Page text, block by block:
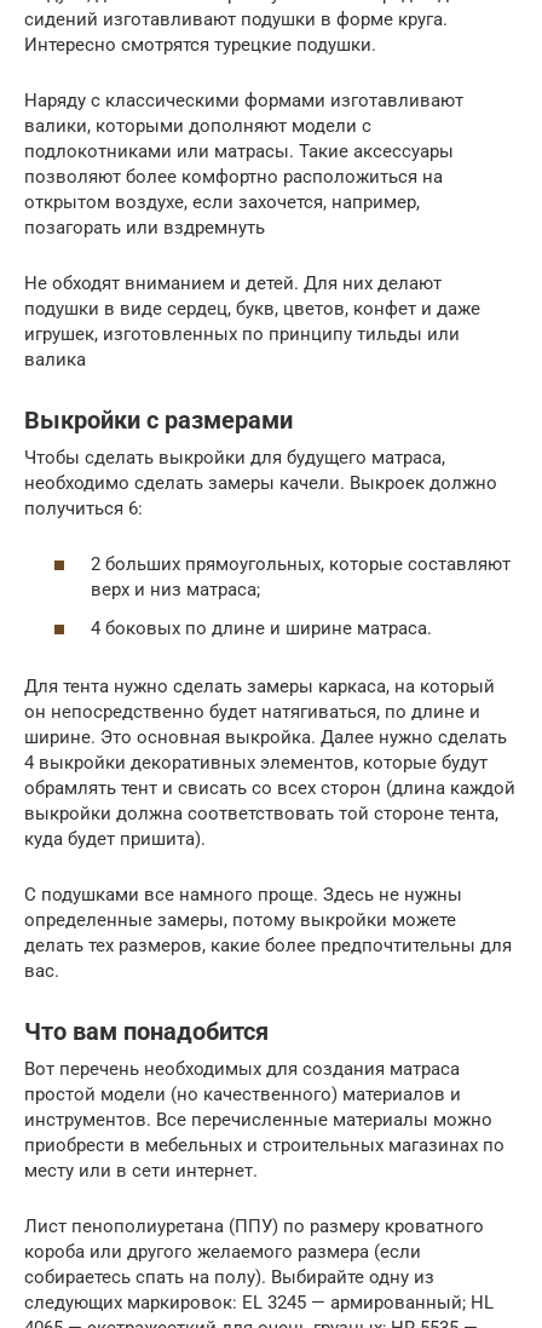
сидений изготавливают подушки в форме круга.
Интересно смотрятся турецкие подушки.
Наряду с классическими формами изготавливают
валики, которыми дополняют модели с
подлокотниками или матрасы. Такие аксессуары
позволяют более комфортно расположиться на
открытом воздухе, если захочется, например,
позагорать или вздремнуть
Не обходят вниманием и детей. Для них делают
подушки в виде сердец, букв, цветов, конфет и даже
игрушек, изготовленных по принципу тильды или
валика
Выкройки с размерами
Чтобы сделать выкройки для будущего матраса,
необходимо сделать замеры качели. Выкроек должно
получиться 6:
2 больших прямоугольных, которые составляют
верх и низ матраса;
4 боковых по длине и ширине матраса.
Для тента нужно сделать замеры каркаса, на который
он непосредственно будет натягиваться, по длине и
ширине. Это основная выкройка. Далее нужно сделать
4 выкройки декоративных элементов, которые будут
обрамлять тент и свисать со всех сторон (длина каждой
выкройки должна соответствовать той стороне тента,
куда будет пришита).
С подушками все намного проще. Здесь не нужны
определенные замеры, потому выкройки можете
делать тех размеров, какие более предпочтительны для
вас.
Что вам понадобится
Вот перечень необходимых для создания матраса
простой модели (но качественного) материалов и
инструментов. Все перечисленные материалы можно
приобрести в мебельных и строительных магазинах по
месту или в сети интернет.
Лист пенополиуретана (ППУ) по размеру кроватного
короба или другого желаемого размера (если
собираетесь спать на полу). Выбирайте одну из
следующих маркировок: EL 3245 — армированный; HL